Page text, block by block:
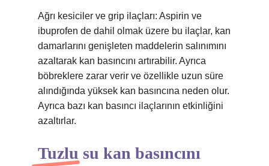
Ağrı kesiciler ve grip ilaçları: Aspirin ve
ibuprofen de dahil olmak üzere bu ilaçlar, kan
damarlarını genişleten maddelerin salınımını
azaltarak kan basıncını artırabilir. Ayrıca
böbreklere zarar verir ve özellikle uzun süre
alındığında yüksek kan basıncına neden olur.
Ayrıca bazı kan basıncı ilaçlarının etkinliğini
azaltırlar.
Tuzlu su kan basıncını